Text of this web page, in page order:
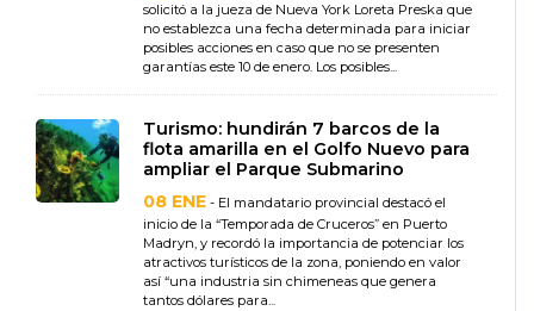
solicitó a la jueza de Nueva York Loreta Preska que
no establezca una fecha determinada para iniciar
posibles acciones en caso que no se presenten
garantías este 10 de enero. Los posibles...
Turismo: hundirán 7 barcos de la
flota amarilla en el Golfo Nuevo para
ampliar el Parque Submarino
08 ENE - El mandatario provincial destacó el
inicio de la “Temporada de Cruceros” en Puerto
Madryn, y recordó la importancia de potenciar los
atractivos turísticos de la zona, poniendo en valor
así “una industria sin chimeneas que genera
tantos dólares para...